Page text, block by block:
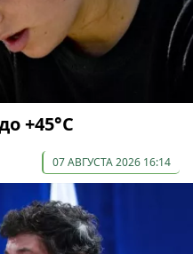
+45°С
07 АВГУСТА 2026 16:14